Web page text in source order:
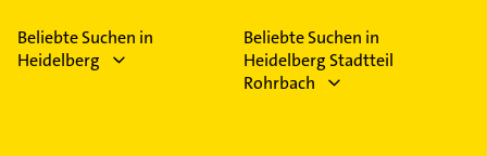
Beliebte Suchen in
Heidelberg
Beliebte Suchen in
Heidelberg Stadtteil
Rohrbach